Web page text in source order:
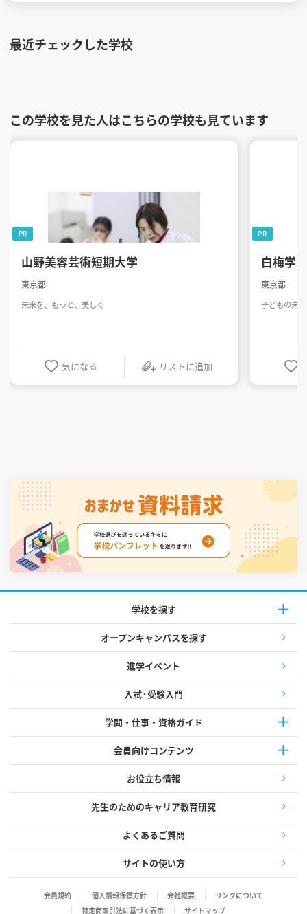
最近チェックした学校
この学校を見た人はこちらの学校も見ています
山野美容芸術短期大学
東京都
未来を、もっと、美しく
気になる リストに追加
PR
白梅学
東京都
子どもの未
PR
学校を探す
オープンキャンパスを探す
進学イベント
入試·受験入門
学問・仕事・資格ガイド
会員向けコンテンツ
お役立ち情報
先生のためのキャリア教育研究
よくあるご質問
サイトの使い方
会員規約 個人情報保護方針 会社概要
リンクについて
特定商取引法に基づく表示
サイトマップ